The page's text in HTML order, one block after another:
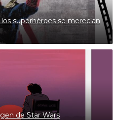
superhéroes se merecían
de Star Wars